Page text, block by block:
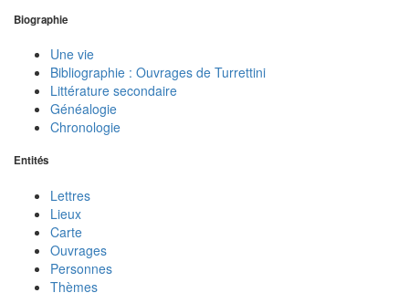
Biographie
Une vie
Bibliographie : Ouvrages de Turrettini
Littérature secondaire
Généalogie
Chronologie
Entités
Lettres
Lieux
Carte
Ouvrages
Personnes
Thèmes